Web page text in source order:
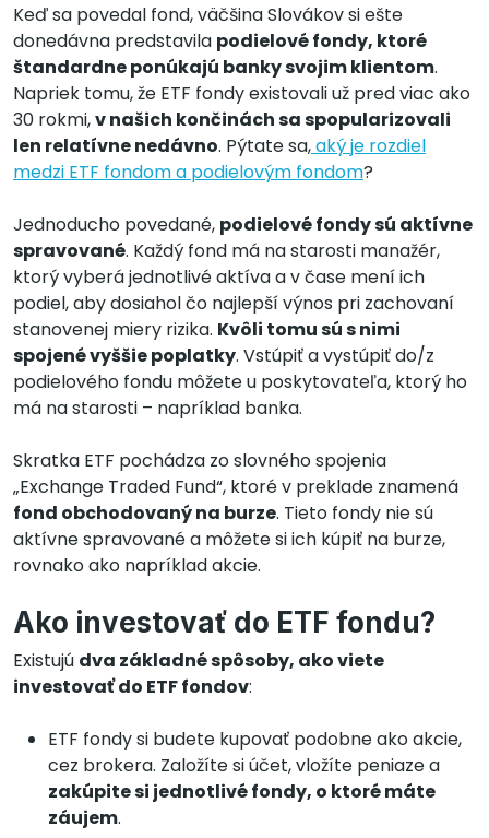
Keď sa povedal fond, väčšina Slovákov si ešte
donedávna predstavila podielové fondy, ktoré
štandardne ponúkajú banky svojim klientom.
Napriek tomu, že ETF fondy existovali už pred viac ako
30 rokmi,v našich končinách sa spopularizovali
len relatívne nedávno. Pýtate sa,aký je rozdiel
medzi ETF fondom a podielovým fondom?
Jednoducho povedané, podielové fondy sú aktívne
spravované. Každý fond má na starosti manažér,
ktorý vyberá jednotlivé aktíva a v čase mení ich
podiel, aby dosiahol čo najlepší výnos pri zachovaní
stanovenej miery rizika. Kvôli tomu sú s nimi
spojené vyššie poplatky. Vstúpiť a vystúpiť do/z
podielového fondu môžete u poskytovateľa, ktorý ho
má na starosti – napríklad banka.
Skratka ETF pochádza zo slovného spojenia
„Exchange Traded Fund“, ktoré v preklade znamená
fond obchodovaný na burze. Tieto fondy nie sú
aktívne spravované a môžete si ich kúpiť na burze,
rovnako ako napríklad akcie.
Ako investovať do ETF fondu?
Existujú dva základné spôsoby, ako viete
investovať do ETF fondov:
ETF fondy si budete kupovať podobne ako akcie,
cez brokera. Založíte si účet, vložíte peniaze a
zakúpite si jednotlivé fondy, o ktoré máte
záujem.